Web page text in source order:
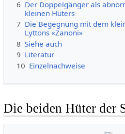
6 Der Doppelgänger als
kleinen Hüters
7 Die Begegnung mit dem
Lyttons «Zanoni»
8 Siehe auch
9 Literatur
10 Einzelnachweise
Die beiden Hüter der